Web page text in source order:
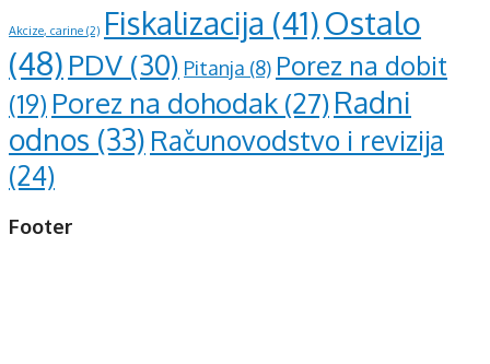
Akcize, carine (2) Fiskalizacija (41)Ostalo
(48) PDV (30) Pitanja (8) Porez na dobit
(19) Porez na dohodak (27)Radni
odnos (33) Računovodstvo i revizija
(24)
Footer